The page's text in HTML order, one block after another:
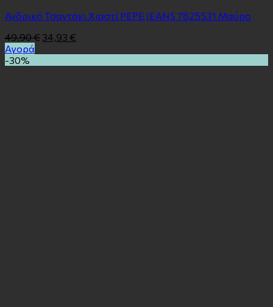
Ανδρικό Τσαντάκι Χιαστί PEPE JEANS 7825531 Μαύρο
49,90€ 34,93 €
Αγορά
-30%